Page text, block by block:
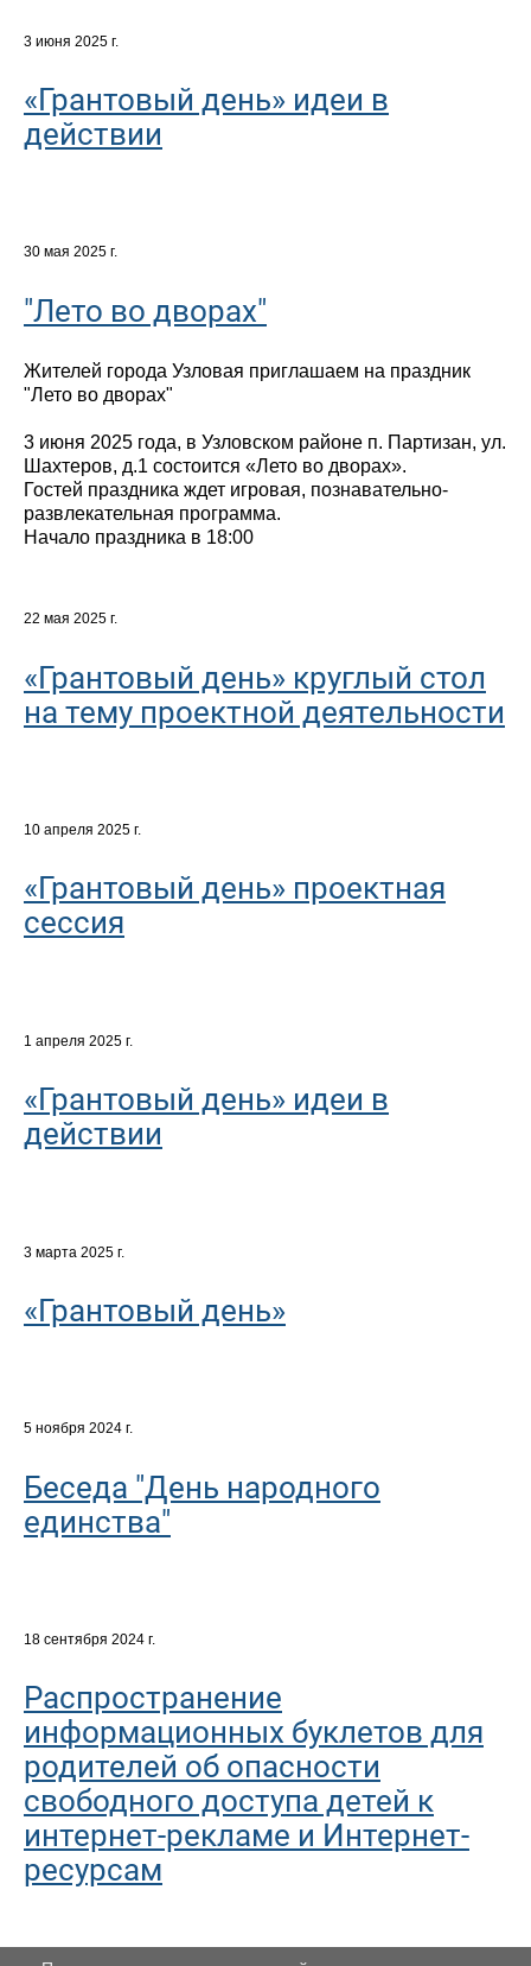
3 июня 2025 г.
«Грантовый день» идеи в
действии
30 мая 2025 г.
"Лето во дворах"
Жителей города Узловая приглашаем на праздник
"Лето во дворах"
3 июня 2025 года, в Узловском районе п. Партизан, ул.
Шахтеров, д.1 состоится «Лето во дворах».
Гостей праздника ждет игровая, познавательно-
развлекательная программа.
Начало праздника в 18:00
22 мая 2025 г.
«Грантовый день» круглый стол
на тему проектной деятельности
10 апреля 2025 г.
«Грантовый день» проектная
сессия
1 апреля 2025 г.
«Грантовый день» идеи в
действии
3 марта 2025 г.
«Грантовый день»
5 ноября 2024 г.
Беседа "День народного
единства"
18 сентября 2024 г.
Распространение
информационных буклетов для
родителей об опасности
свободного доступа детей к
интернет-рекламе и Интернет-
ресурсам